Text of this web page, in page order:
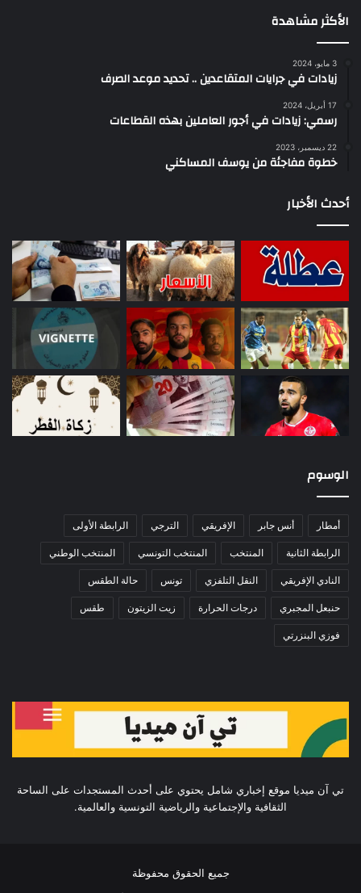
الأكثر مشاهدة
3 مايو، 2024
زيادات في جرايات المتقاعدين .. تحديد موعد الصرف
17 أبريل، 2024
رسمي: زيادات في أجور العاملين بهذه القطاعات
22 ديسمبر، 2023
خطوة مفاجئة من يوسف المساكني
أحدث الأخبار
الوسوم
أمطار أنس جابر الإفريقي الترجي الرابطة الأولى
الرابطة الثانية المنتخب المنتخب التونسي المنتخب الوطني
النادي الإفريقي النقل التلفزي تونس حالة الطقس
حنبعل المجبري درجات الحرارة زيت الزيتون طقس
فوزي البنزرتي
تي آن ميديا موقع إخباري شامل يحتوي على أحدث المستجدات على الساحة
الثقافية والإجتماعية والرياضية التونسية والعالمية.
جميع الحقوق محفوظة